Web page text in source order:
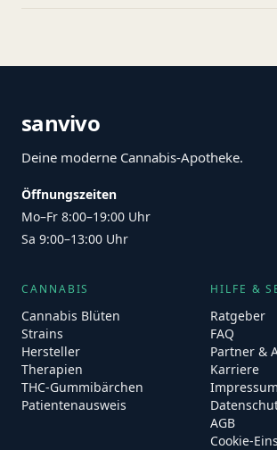
sanvivo
Deine moderne Cannabis-Apotheke.
Öffnungszeiten
Mo–Fr 8:00–19:00 Uhr
Sa 9:00–13:00 Uhr
CANNABIS
Cannabis Blüten
Strains
Hersteller
Therapien
THC-Gummibärchen
Patientenausweis
HILFE &
Ratgeber
FAQ
Partner &
Karriere
Impressum
AGB
Cookie-